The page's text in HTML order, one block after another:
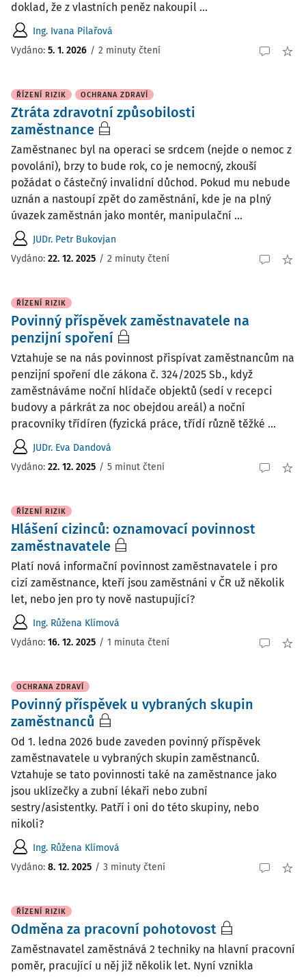
doklad, že z vlastních peněz nakoupil ...
Ing. Ivana Pilařová
Vydáno: 5. 1. 2026 / 2 minuty čtení
ŘÍZENÍ RIZIK OCHRANA ZDRAVÍ
Ztráta zdravotní způsobilosti
zaměstnance
Zaměstnanec byl na operaci se srdcem (nejde o nemoc z
povolání), brzy to bude rok, co je nemocný, zkouší
požádat o částečný invalidní důchod. Pokud mu nebude
uznán a nastoupí zpět do zaměstnání, kde je na plný
úvazek zaměstnán jako montér, manipulační ...
JUDr. Petr Bukovjan
Vydáno: 22. 12. 2025 / 2 minuty čtení
ŘÍZENÍ RIZIK
Povinný příspěvek zaměstnavatele na
penzijní spoření
Vztahuje se na nás povinnost přispívat zaměstnancům na
penzijní spoření dle zákona č. 324/2025 Sb., když
zaměstnáváme noční hlídače objektů (sedí v recepci
budovy a párkrát za noc obejdou areál) a noční
pracovníky třídíren (fyzická práce, třídí různě těžké ...
JUDr. Eva Dandová
Vydáno: 22. 12. 2025 / 5 minut čtení
ŘÍZENÍ RIZIK
Hlášení cizinců: oznamovací povinnost
zaměstnavatele
Platí nová informační povinnost zaměstnavatele i pro
cizí zaměstnance, kteří jsou zaměstnáni v ČR už několik
let, nebo jen pro ty nově nastupující?
Ing. Růžena Klímová
Vydáno: 16. 12. 2025 / 1 minuta čtení
OCHRANA ZDRAVÍ
Povinný příspěvek u vybraných skupin
zaměstnanců
Od 1. ledna 2026 bude zaveden povinný příspěvek
zaměstnavatele u vybraných skupin zaměstnanců.
Vztahuje se tato povinnosti také na zaměstnance jako
jsou uklízečky a zubní lékaři nebo zubní
sestry/asistentky. Patří i oni do této skupiny, nebo
nikoli?
Ing. Růžena Klímová
Vydáno: 8. 12. 2025 / 3 minuty čtení
ŘÍZENÍ RIZIK
Odměna za pracovní pohotovost
Zaměstnavatel zaměstnává 2 techniky na hlavní pracovní
poměr, pracující u něj již několik let. Nyní vznikla